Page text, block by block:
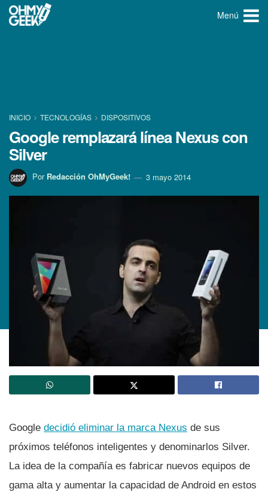
Menú
INICIO TECNOLOGÍ­AS DISPOSITIVOS
Google remplazará lí­nea Nexus con
Silver
Por Redacción OhMyGeek! 3 mayo 2014
Google decidió eliminar la marca Nexus de sus
próximos teléfonos inteligentes y denominarlos Silver.
La idea de la compañí­a es fabricar nuevos equipos de
gama alta y aumentar la capacidad de Android en estos